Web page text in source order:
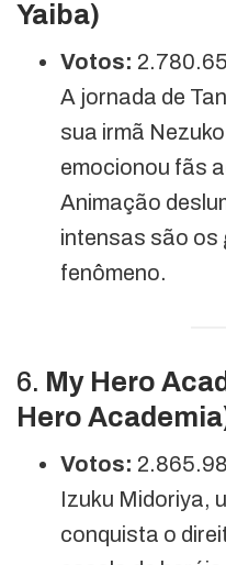
Yaiba)
Votos:
A jornada de
sua irmã
emocionou fãs
Animação
intensas são os
fenômeno.
6. My Hero
Hero
Votos:
Izuku Midoriya,
conquista o